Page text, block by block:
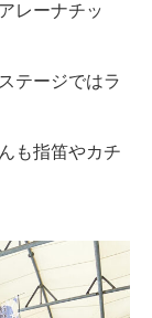
レーナチッ
テージではラ
も指笛やカチ